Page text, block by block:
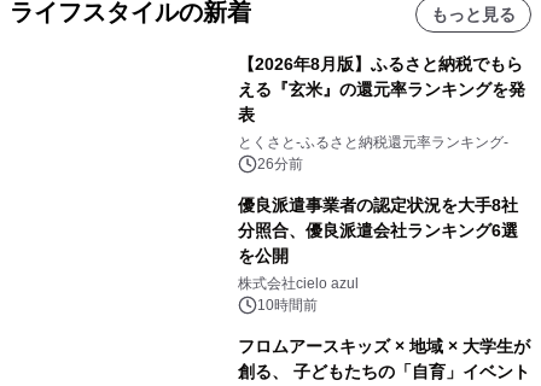
ライフスタイルの新着 もっと見る
【2026年8月版】ふるさと納税でもら
える『玄米』の還元率ランキングを発
表
とくさと-ふるさと納税還元率ランキング-
26分前
優良派遣事業者の認定状況を大手8社
分照合、優良派遣会社ランキング6選
を公開
株式会社cielo azul
10時間前
フロムアースキッズ × 地域 × 大学生が
創る、 子どもたちの「自育」イベント